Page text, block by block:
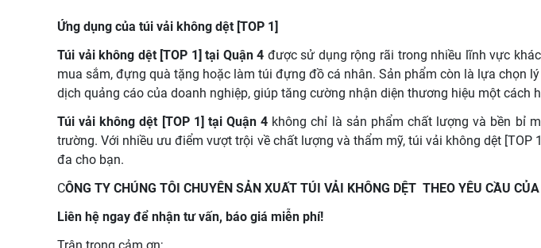
Ứng dụng của túi vải không dệt [TOP 1]
Túi vải không dệt [TOP 1] tại Quận 4 được sử dụng rộng rãi trong nhiều lĩnh vực
mua sắm, đựng quà tặng hoặc làm túi đựng đồ cá nhân. Sản phẩm còn là lựa chọn
dịch quảng cáo của doanh nghiệp, giúp tăng cường nhận diện thương hiệu một cách
Túi vải không dệt [TOP 1] tại Quận 4 không chỉ là sản phẩm chất lượng và bền bỉ
trường. Với nhiều ưu điểm vượt trội về chất lượng và thẩm mỹ, túi vải không dệt [TOP
đa cho bạn.
CÔNG TY CHÚNG TÔI CHUYÊN SẢN XUẤT TÚI VẢI KHÔNG DỆT THEO YÊU CẦU
Liên hệ ngay để nhận tư vấn, báo giá miễn phí!